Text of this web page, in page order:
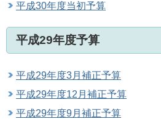
平成30年度当初予算
平成29年度予算
平成29年度3月補正予算
平成29年度12月補正予算
平成29年度9月補正予算